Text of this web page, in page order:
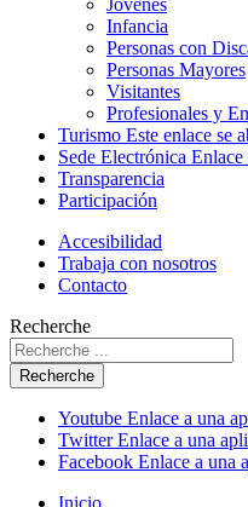
Infancia
Personas con
Personas Mayores
Visitantes
Profesionales y
Turismo Este enlace se
Sede Electrónica Enlace
Transparencia
Participación
Accesibilidad
Trabaja con nosotros
Contacto
Recherche
Recherche
Youtube Enlace a una
TwitterEnlace a una
Facebook Enlace a una
Inicio